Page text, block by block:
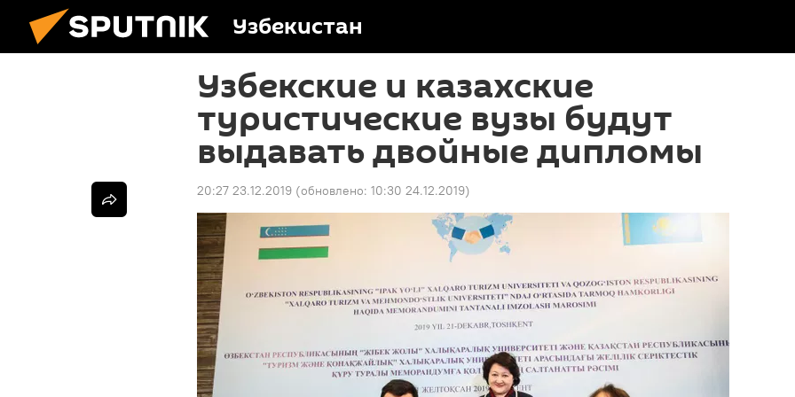
Узбекистан
Узбекские и казахские
туристические вузы будут
выдавать двойные дипломы
20:27 23.12.2019 (обновлено: 10:30 24.12.2019)